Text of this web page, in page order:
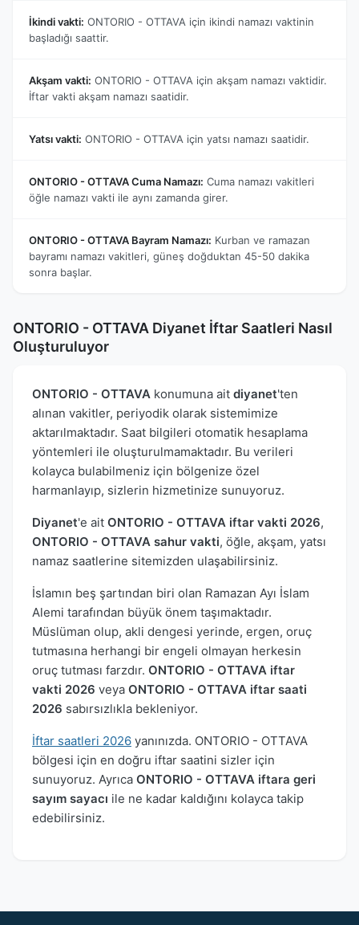
İkindi vakti: ONTORIO - OTTAVA için ikindi namazı vaktinin
başladığı saattir.
Akşam vakti: ONTORIO - OTTAVA için akşam namazı vaktidir.
İftar vakti akşam namazı saatidir.
Yatsı vakti: ONTORIO - OTTAVA için yatsı namazı saatidir.
ONTORIO - OTTAVA Cuma Namazı: Cuma namazı vakitleri
öğle namazı vakti ile aynı zamanda girer.
ONTORIO - OTTAVA Bayram Namazı: Kurban ve ramazan
bayramı namazı vakitleri, güneş doğduktan 45-50 dakika
sonra başlar.
ONTORIO - OTTAVA Diyanet İftar Saatleri Nasıl
Oluşturuluyor
ONTORIO - OTTAVA konumuna ait diyanet'ten
alınan vakitler, periyodik olarak sistemimize
aktarılmaktadır. Saat bilgileri otomatik hesaplama
yöntemleri ile oluşturulmamaktadır. Bu verileri
kolayca bulabilmeniz için bölgenize özel
harmanlayıp, sizlerin hizmetinize sunuyoruz.
Diyanet'e ait ONTORIO - OTTAVA iftar vakti 2026,
ONTORIO - OTTAVA sahur vakti, öğle, akşam, yatsı
namaz saatlerine sitemizden ulaşabilirsiniz.
İslamın beş şartından biri olan Ramazan Ayı İslam
Alemi tarafından büyük önem taşımaktadır.
Müslüman olup, akli dengesi yerinde, ergen, oruç
tutmasına herhangi bir engeli olmayan herkesin
oruç tutması farzdır. ONTORIO - OTTAVA iftar
vakti 2026 veya ONTORIO - OTTAVA iftar saati
2026 sabırsızlıkla bekleniyor.
İftar saatleri 2026 yanınızda. ONTORIO - OTTAVA
bölgesi için en doğru iftar saatini sizler için
sunuyoruz. Ayrıca ONTORIO - OTTAVA iftara geri
sayım sayacı ile ne kadar kaldığını kolayca takip
edebilirsiniz.